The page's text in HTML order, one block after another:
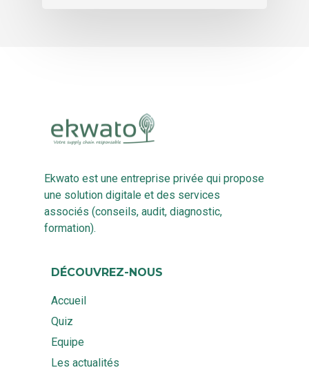
Ekwato est une entreprise privée qui propose
une solution digitale et des services
associés (conseils, audit, diagnostic,
formation).
DÉCOUVREZ-NOUS
Accueil
Quiz
Equipe
Les actualités